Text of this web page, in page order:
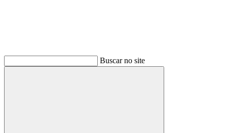
Buscar no site